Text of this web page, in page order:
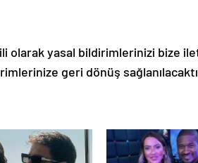
olarak yasal bildirimlerinizi bize
geri dönüş